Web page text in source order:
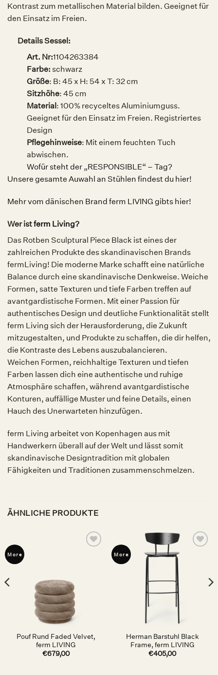
Kontrast zum metallischen Material bilden. Geeignet für
den Einsatz im Freien.
Details Sessel:
Art. Nr:1104263384
Farbe: schwarz
Größe: B: 45 x H: 54 x T: 32 cm
Sitzhöhe: 45 cm
Material : 100% recyceltes Aluminiumguss.
Geeignet für den Einsatz im Freien. Registriertes
Design
Pflegehinweise: Mit einem feuchten Tuch
abwischen.
Wofür steht der „RESPONSIBLE“ – Tag?
Unsere gesamte Auwahl an Stühlen findest du hier!
Mehr vom dänischen Brand ferm LIVING gibts hier!
Wer istferm Living?
Das Rotben Sculptural Piece Black ist eines der
zahlreichen Produkte des skandinavischen Brands
fermLiving! Die moderne Marke schafft eine natürliche
Balance durch eine skandinavische Denkweise. Weiche
Formen, satte Texturen und tiefe Farben treffen auf
avantgardistische Formen. Mit einer Passion für
authentisches Design und deutliche Funktionalität stellt
ferm Living sich der Herausforderung, die Zukunft
mitzugestalten, und Produkte zu schaffen, die dir helfen,
die Kontraste des Lebens auszubalancieren.
Weichen Formen, reichhaltige Texturen und tiefen
Farben lassen dich eine authentische und ruhige
Atmosphäre schaffen, während avantgardistische
Konturen, auffällige Muster und feine Details, einen
Hauch des Unerwarteten hinzufügen.
ferm Living arbeitet von Kopenhagen aus mit
Handwerkern überall auf der Welt und lässt somit
skandinavische Designtradition mit globalen
Fähigkeiten und Traditionen zusammenschmelzen.
ÄHNLICHE PRODUKTE
More
Pouf Rund Faded Velvet,
ferm LIVING
€679,00
More
Wunschliste
Herman Barstuhl Black
Frame, ferm LIVING
€405,00